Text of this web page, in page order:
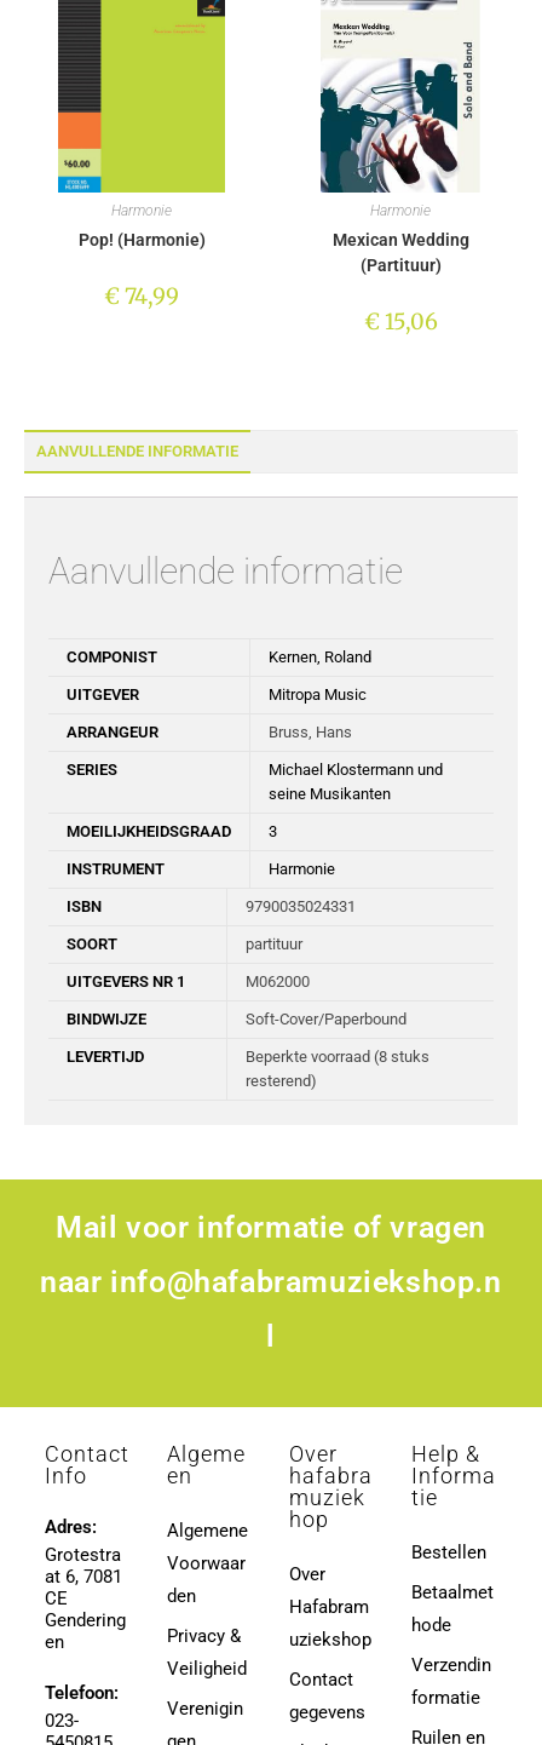
AANVULLENDE INFORMATIE
Aanvullende informatie
COMPONIST Kernen, Roland
UITGEVER Mitropa Music
ARRANGEUR Bruss, Hans
SERIES
Michael Klostermann und
seine Musikanten
MOEILIJKHEIDSGRAAD 3
INSTRUMENT Harmonie
ISBN 9790035024331
SOORT partituur
UITGEVERS NR 1 M062000
BINDWIJZE Soft-Cover/Paperbound
LEVERTIJD
Beperkte voorraad (8 stuks
resterend)
Harmonie
Pop! (Harmonie)
€74,99
Harmonie
Mexican Wedding
(Partituur)
€15,06
Mail voor informatie of vragen
naar info@hafabramuziekshop.n
Contact
Info
Adres:
Grotestra
at 6, 7081
CE
Gendering
en
Telefoon:
023-
Algeme
en
Algemene
Voorwaar
den
Privacy &
Veiligheid
Verenigin
Over
hafabra
muziek
hop
Over
Hafabram
uziekshop
Contact
gegevens
Help &
Informa
tie
Bestellen
Betaalmet
hode
Verzendin
formatie
Ruilen en